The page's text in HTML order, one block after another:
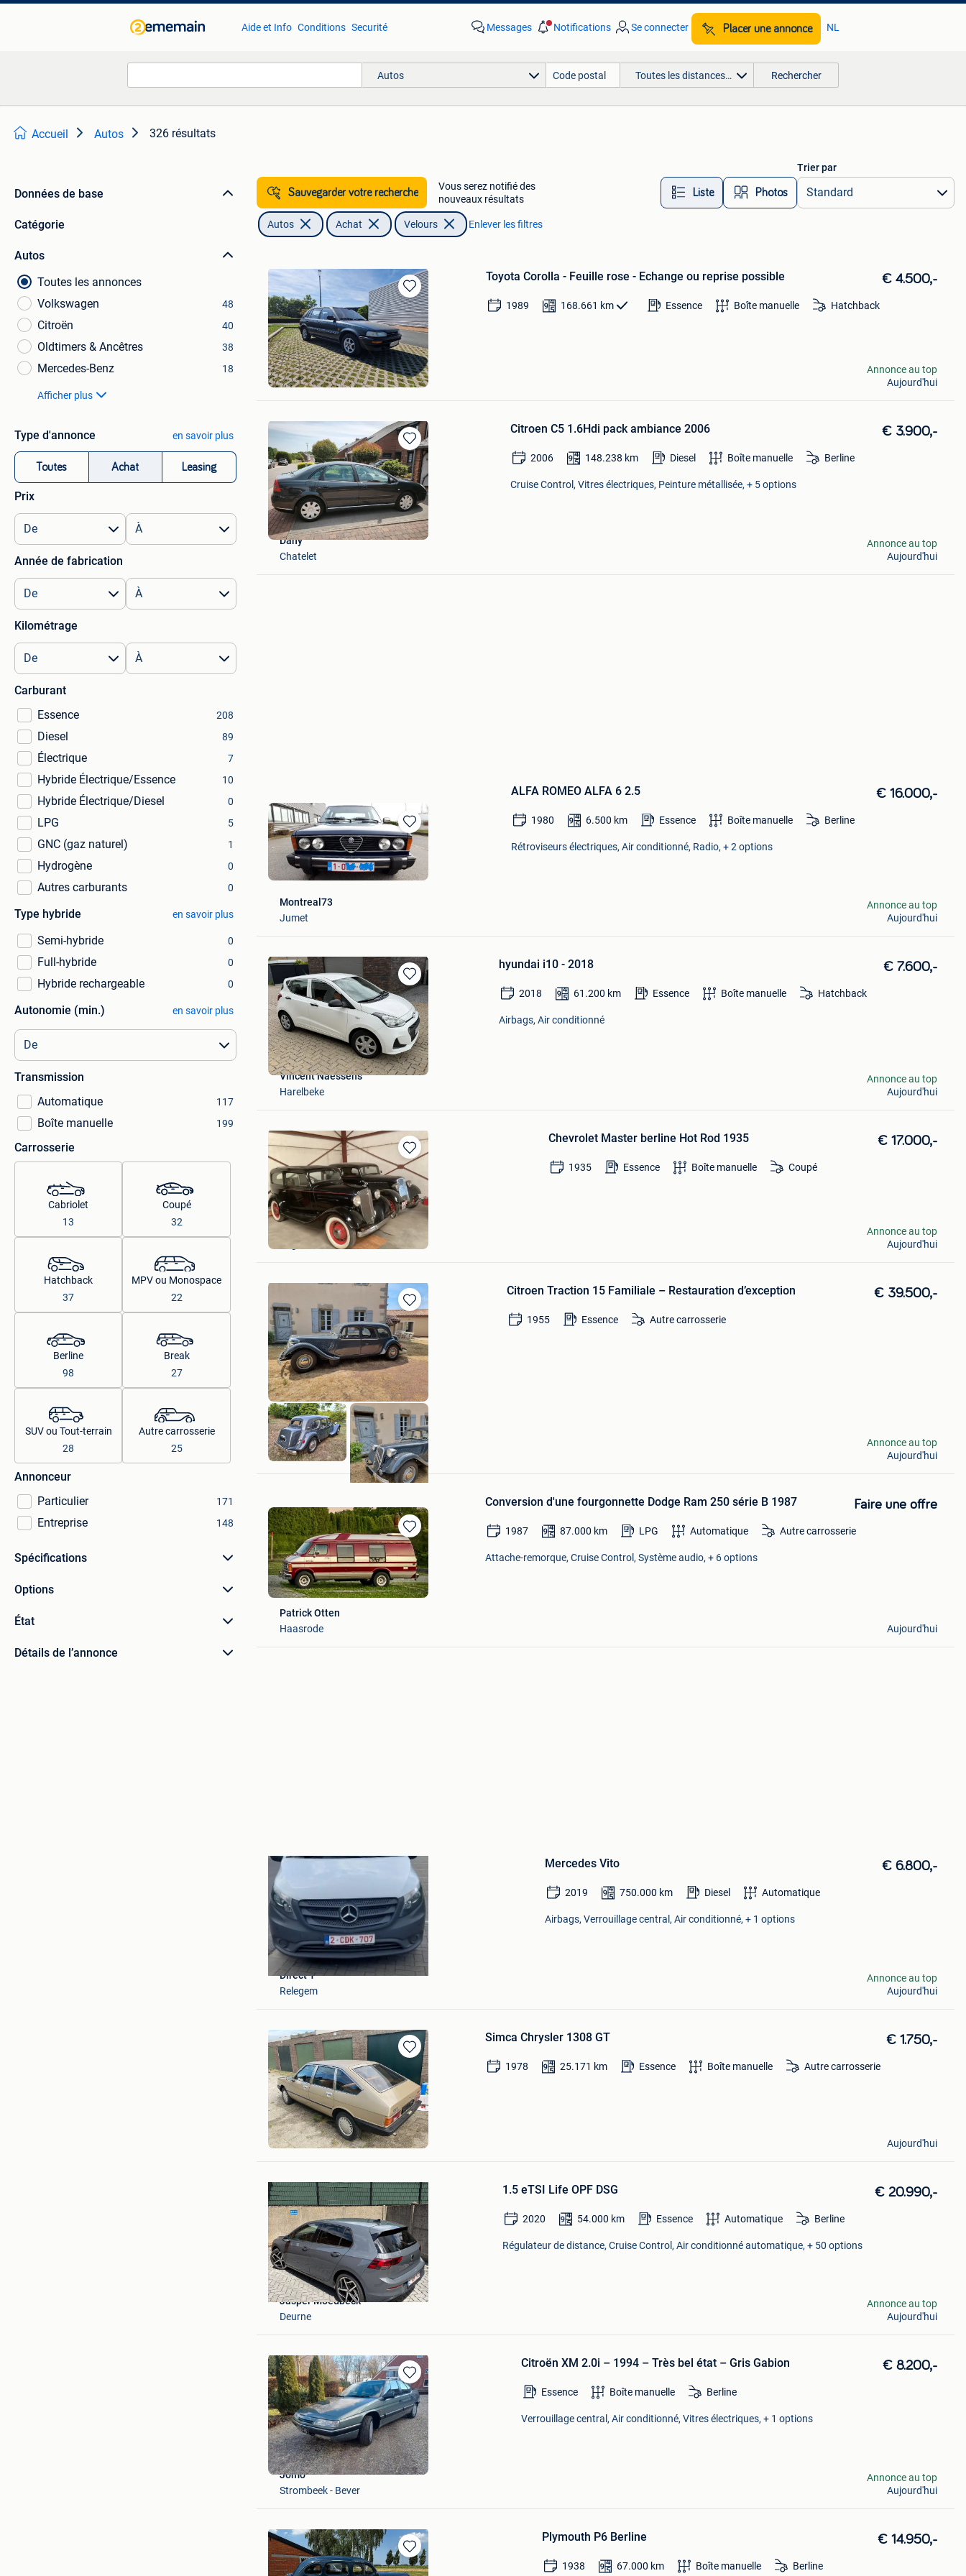
Aide et Info Conditions Securité Messages Notifications Se connecter Placer une annonce NL
Autos Toutes les distances… Rechercher
Accueil Autos 326 résultats
Données de base
Catégorie
Autos
Toutes les annonces
Volkswagen
48
Citroën 40
Oldtimers & Ancêtres 38
Mercedes-Benz 18
Afficher plus
Type d'annonce en savoir plus
Toutes Achat Leasing
Prix
Année de fabrication
Kilométrage
Carburant
Essence
208
Diesel 89
Électrique 7
Hybride Électrique/Essence 10
Hybride Électrique/Diesel 0
LPG 5
GNC (gaz naturel) 1
Hydrogène 0
Autres carburants 0
Type hybride en savoir plus
Semi-hybride 0
Full-hybride 0
Hybride rechargeable 0
Autonomie (min.) en savoir plus
Transmission
Automatique
117
Boîte manuelle 199
Carrosserie
Cabriolet
13
Coupé
32
Hatchback
37
MPV ou Monospace
22
Berline
98
Break
27
SUV ou Tout-terrain
28
Autre carrosserie
25
Annonceur
Particulier
171
Entreprise 148
Spécifications
Options
État
Détails de l’annonce
Sauvegarder votre recherche
Vous serez notifié des
nouveaux résultats
Liste Photos
Trier par
Autos Achat Velours Enlever les filtres
Sauvegarder
dans
Mes
Favoris
Toyota Corolla - Feuille rose - Echange ou reprise possible € 4.500,-
1989 168.661 km Essence Boîte manuelle Hatchback
FB027
Mons
Annonce au top
Aujourd'hui
Sauvegarder
dans
Mes
Favoris
Citroen C5 1.6Hdi pack ambiance 2006 € 3.900,-
2006 148.238 km Diesel Boîte manuelle Berline
Cruise Control, Vitres électriques, Peinture métallisée, + 5 options
Dany
Chatelet
Annonce au top
Aujourd'hui
Sauvegarder
dans
Mes
Favoris
ALFA ROMEO ALFA 6 2.5 € 16.000,-
1980 6.500 km Essence Boîte manuelle Berline
Rétroviseurs électriques, Air conditionné, Radio, + 2 options
Montreal73
Jumet
Annonce au top
Aujourd'hui
Sauvegarder
dans
Mes
Favoris
hyundai i10 - 2018 € 7.600,-
2018 61.200 km Essence Boîte manuelle Hatchback
Airbags, Air conditionné
Vincent Naessens
Harelbeke
Annonce au top
Aujourd'hui
Sauvegarder
dans
Mes
Favoris
Chevrolet Master berline Hot Rod 1935 € 17.000,-
1935 Essence Boîte manuelle Coupé
Peter
Enghien
Annonce au top
Aujourd'hui
Sauvegarder
dans
Mes
Favoris
Citroen Traction 15 Familiale – Restauration d’exception € 39.500,-
1955 Essence Autre carrosserie
citro15fam
Bruxelles
Annonce au top
Aujourd'hui
Sauvegarder
dans
Mes
Favoris
Conversion d'une fourgonnette Dodge Ram 250 série B 1987 Faire une offre
1987 87.000 km LPG Automatique Autre carrosserie
Attache-remorque, Cruise Control, Système audio, + 6 options
Patrick Otten
Haasrode
Aujourd'hui
Mercedes Vito € 6.800,-
2019 750.000 km Diesel Automatique
Airbags, Verrouillage central, Air conditionné, + 1 options
Direct 1
Relegem
Annonce au top
Aujourd'hui
Sauvegarder
dans
Mes
Favoris
Simca Chrysler 1308 GT € 1.750,-
1978 25.171 km Essence Boîte manuelle Autre carrosserie
Hans van den Berg
Haarlem
Aujourd'hui
Mes
Favoris
1.5 eTSI Life OPF DSG € 20.990,-
2020 54.000 km Essence Automatique Berline
Régulateur de distance, Cruise Control, Air conditionné automatique, + 50 options
Jasper Moedbeck
Deurne
Annonce au top
Aujourd'hui
Sauvegarder
dans
Mes
Favoris
Citroën XM 2.0i – 1994 – Très bel état – Gris Gabion € 8.200,-
Essence Boîte manuelle Berline
Verrouillage central, Air conditionné, Vitres électriques, + 1 options
Jomo
Strombeek - Bever
Annonce au top
Aujourd'hui
Sauvegarder
dans
Plymouth P6 Berline € 14.950,-
1938 67.000 km Boîte manuelle Berline